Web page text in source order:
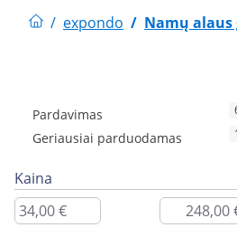
/ expondo / Namų
Pardavimas
Geriausiai parduodamas
Kaina